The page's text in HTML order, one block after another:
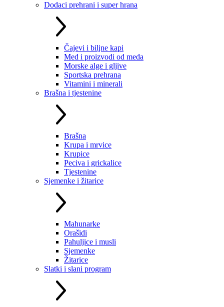
Dodaci prehrani i super hrana
Čajevi i biljne kapi
Med i proizvodi od meda
Morske alge i gljive
Sportska prehrana
Vitamini i minerali
Brašna i tjestenine
Brašna
Krupa i mrvice
Krupice
Peciva i grickalice
Tjestenine
Sjemenke i žitarice
Mahunarke
Orašidi
Pahuljice i musli
Sjemenke
Žitarice
Slatki i slani program